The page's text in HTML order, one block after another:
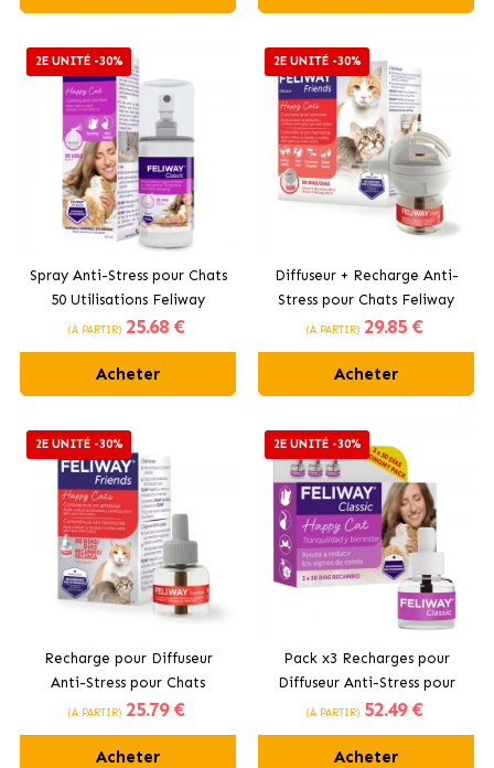
2E UNITÉ -30%
Spray Anti-Stress pour Chats
50 Utilisations Feliway
Classic
(À PARTIR) 25.68 €
Acheter
2E UNITÉ -30%
Diffuseur + Recharge Anti-
Stress pour Chats Feliway
Friends
(À PARTIR) 29.85 €
Acheter
2E UNITÉ -30%
Recharge pour Diffuseur
Anti-Stress pour Chats
Feliway Friends
(À PARTIR) 25.79 €
Acheter
2E UNITÉ -30%
Pack x3 Recharges pour
Diffuseur Anti-Stress pour
Chats Feliway Classic
(À PARTIR) 52.49 €
Acheter